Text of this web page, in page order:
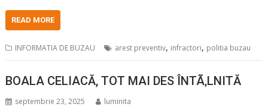
READ MORE
INFORMATIA DE BUZAU arest preventiv, infractori, politia buzau
BOALA CELIACĂ, TOT MAI DES ÎNTÃ‚LNITĂ
septembrie 23, 2025 luminita